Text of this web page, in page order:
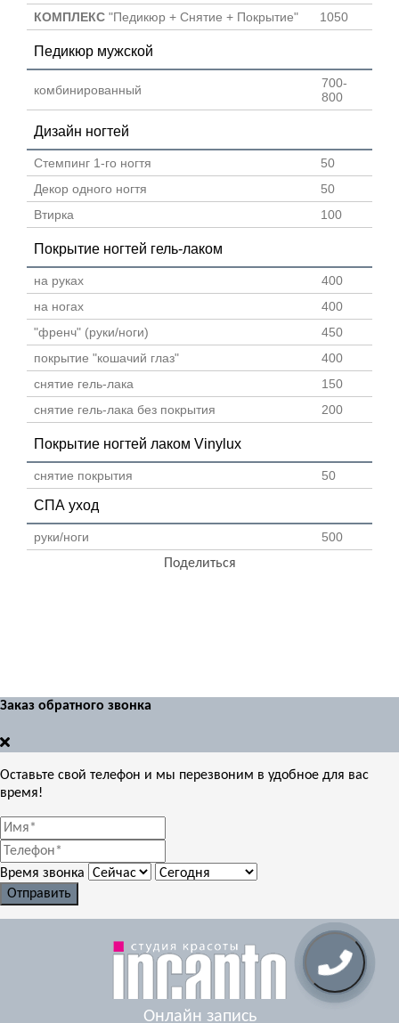
КОМПЛЕКС "Педикюр + Снятие + Покрытие" 1050
Педикюр мужской
комбинированный
700-
800
Дизайн ногтей
Стемпинг 1-го ногтя
50
Декор одного ногтя
50
Втирка
100
Покрытие ногтей гель-лаком
на руках
400
на ногах
400
"френч" (руки/ноги)
450
покрытие "кошачий глаз"
400
снятие гель-лака
150
снятие гель-лака без покрытия
200
Покрытие ногтей лаком Vinylux
снятие покрытия 50
СПА уход
руки/ноги 500
Заказ обратного звонка
Оставьте свой телефон и мы перезвоним в удобное для вас
время!
Время звонка
Отправить
Онлайн запись